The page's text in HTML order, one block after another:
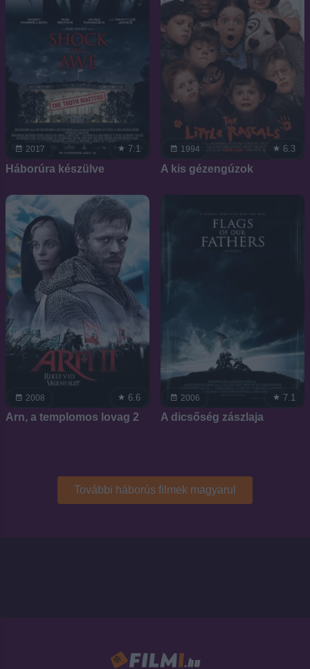
2017 7.1
Háborúra készülve
1994 6.3
A kis gézengúzok
2008 6.6
Arn, a templomos lovag 2
2006 7.1
A dicsőség zászlaja
További háborús filmek magyarul